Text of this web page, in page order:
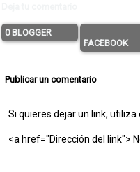
0 BLOGGER
FACEBOOK
Publicar un comentario
Si quieres dejar un link,
<a href="Dirección del link">